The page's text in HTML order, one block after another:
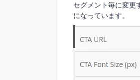
セグメント毎に変更
になっています。